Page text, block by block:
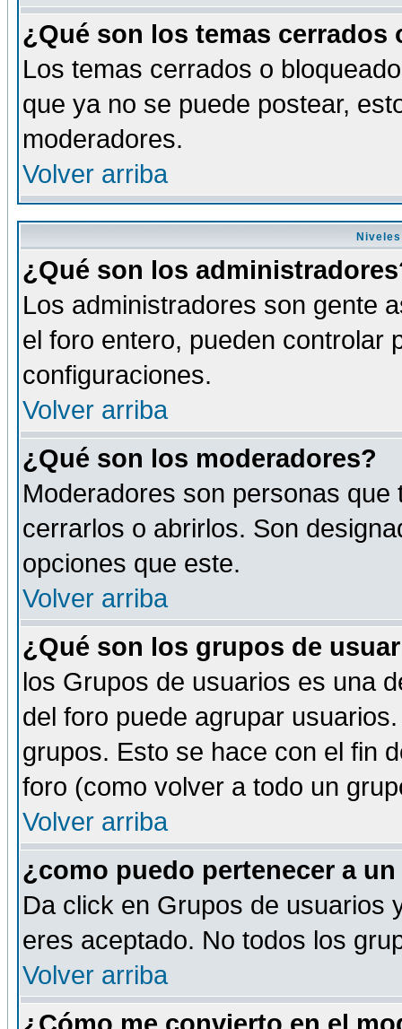
¿Qué son los temas cerrados
Los temas cerrados o
que ya no se puede postear,
moderadores.
Volver arriba
¿Qué son los
Los administradores son gente
el foro entero, pueden controlar
configuraciones.
Volver arriba
¿Qué son los moderadores?
Moderadores son personas
cerrarlos o abrirlos. Son
opciones que este.
Volver arriba
¿Qué son los grupos de
los Grupos de usuarios es una
del foro puede agrupar
grupos. Esto se hace con el fin
foro (como volver a todo un
Volver arriba
¿como puedo pertenecer a
Da click en Grupos de usuarios
eres aceptado. No todos los
Volver arriba